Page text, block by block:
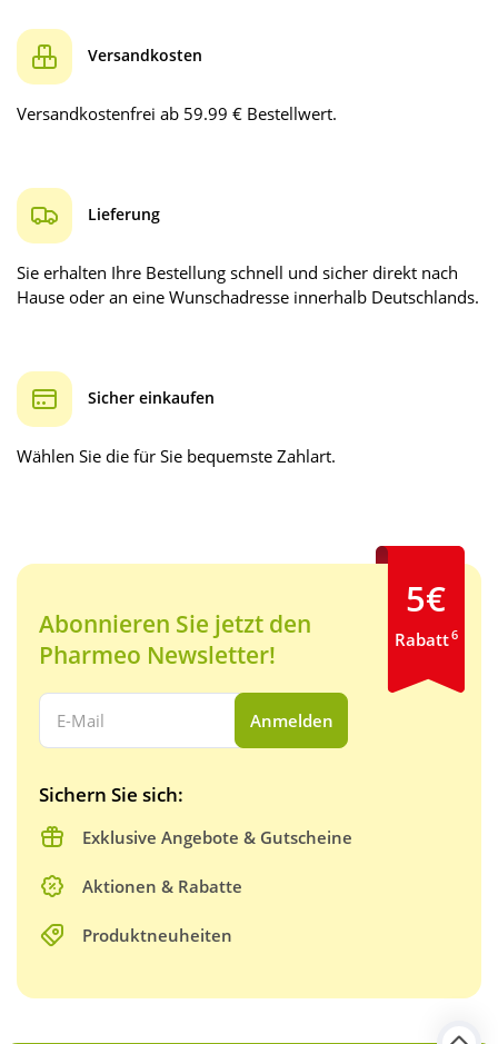
Versandkosten
Versandkostenfrei ab 59.99 € Bestellwert.
Lieferung
Sie erhalten Ihre Bestellung schnell und sicher direkt nach
Hause oder an eine Wunschadresse innerhalb Deutschlands.
Sicher einkaufen
Wählen Sie die für Sie bequemste Zahlart.
Abonnieren Sie jetzt den
Pharmeo Newsletter!
Ihre E-Mail Adresse:
Anmelden
Sichern Sie sich:
Exklusive Angebote & Gutscheine
Aktionen & Rabatte
Produktneuheiten
5€
Rabatt6